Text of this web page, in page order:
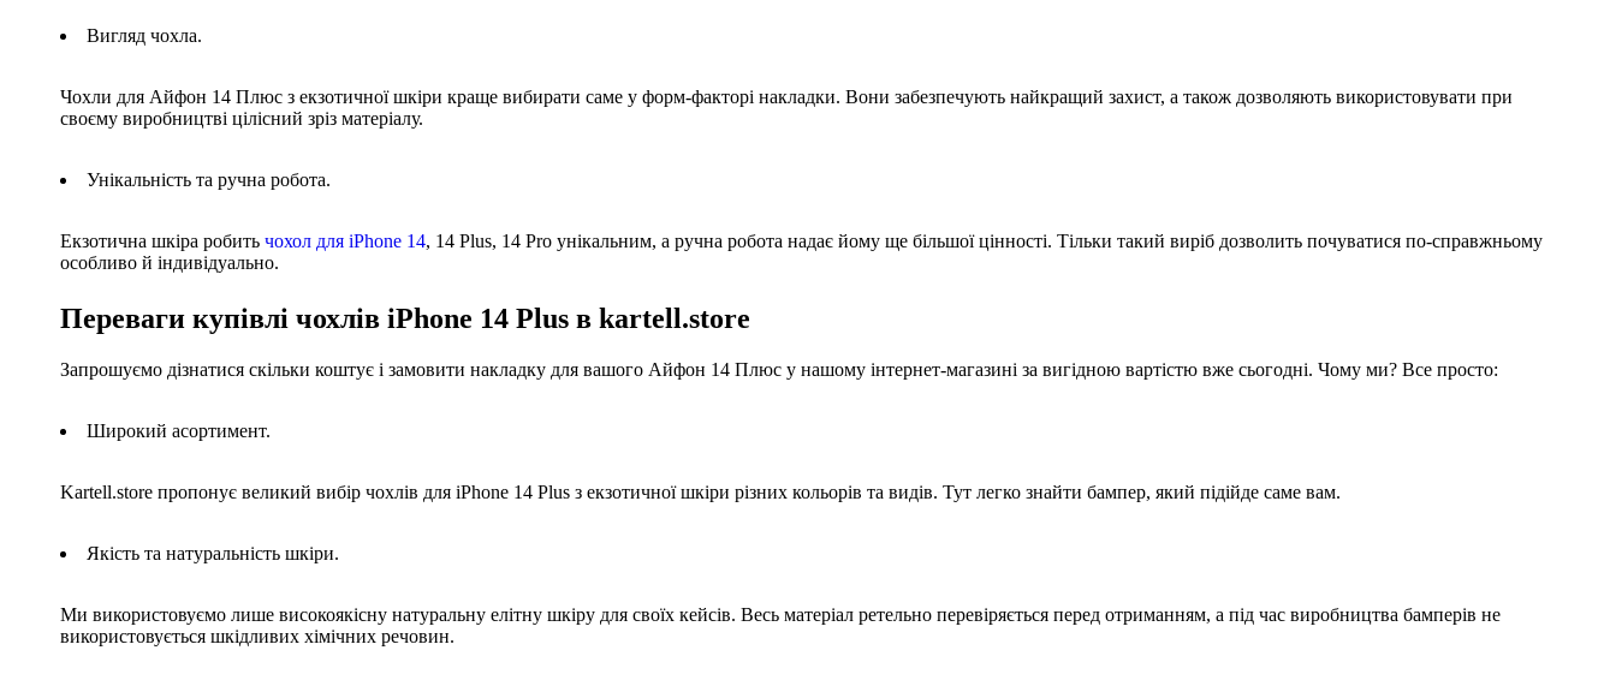
Вигляд чохла.
Чохли для Айфон 14 Плюс з екзотичної шкіри краще вибирати саме у форм-факторі накладки. Вони забезпечують найкращий захист, а також дозволяють використовувати при
своєму виробництві цілісний зріз матеріалу.
Унікальність та ручна робота.
Екзотична шкіра робить чохол для iPhone 14, 14 Plus, 14 Pro унікальним, а ручна робота надає йому ще більшої цінності. Тільки такий виріб дозволить почуватися по-справжньому
особливо й індивідуально.
Переваги купівлі чохлів iPhone 14 Plus в kartell.store
Запрошуємо дізнатися скільки коштує і замовити накладку для вашого Айфон 14 Плюс у нашому інтернет-магазині за вигідною вартістю вже сьогодні. Чому ми? Все просто:
Широкий асортимент.
Kartell.store пропонує великий вибір чохлів для iPhone 14 Plus з екзотичної шкіри різних кольорів та видів. Тут легко знайти бампер, який підійде саме вам.
Якість та натуральність шкіри.
Ми використовуємо лише високоякісну натуральну елітну шкіру для своїх кейсів. Весь матеріал ретельно перевіряється перед отриманням, а під час виробництва бамперів не
використовується шкідливих хімічних речовин.